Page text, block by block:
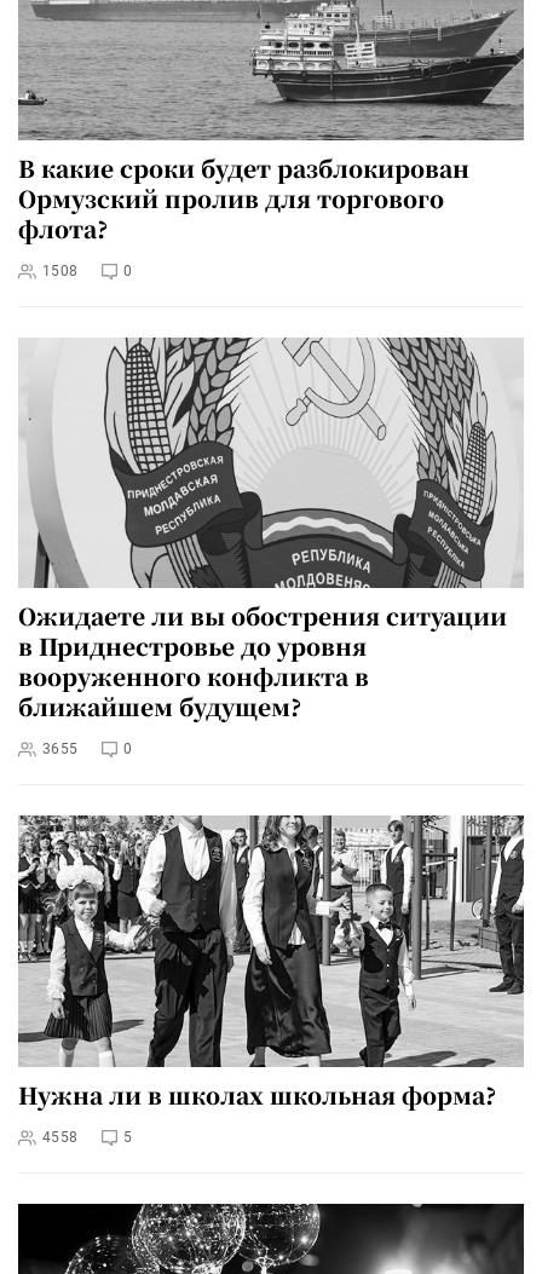
В какие сроки будет разблокирован
Ормузский пролив для торгового
флота?
1508 0
Ожидаете ли вы обострения ситуации
в Приднестровье до уровня
вооруженного конфликта в
ближайшем будущем?
3655 0
Нужна ли в школах школьная форма?
4558 5